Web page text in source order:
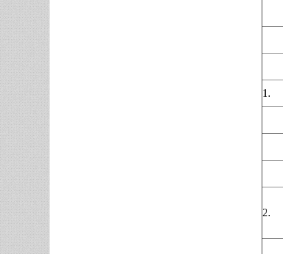
1.
2.